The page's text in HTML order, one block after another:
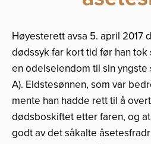
Høyesterett avsa 5. april 2017
dødssyk far kort tid før han
en odelseiendom til sin yngste
A). Eldstesønnen, som var
mente han hadde rett til å
dødsboskiftet etter faren, og
godt av det såkalte